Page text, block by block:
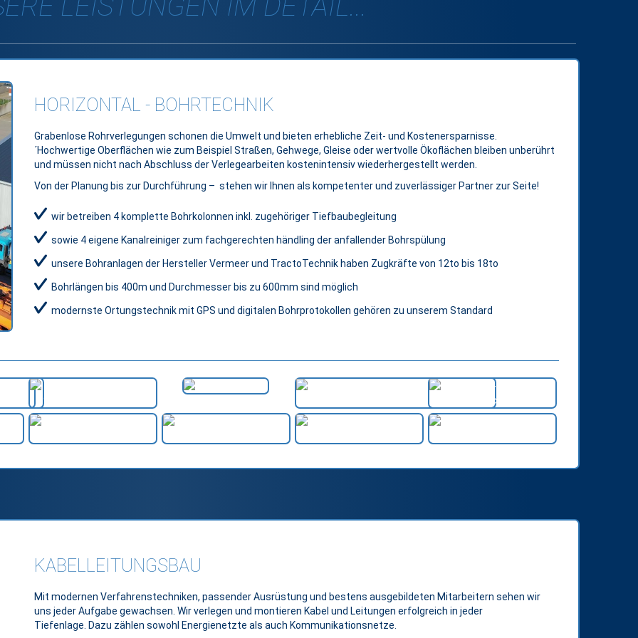
HORIZONTAL - BOHRTECHNIK
Grabenlose Rohrverlegungen schonen die Umwelt und bieten erhebliche Zeit- und Kostenersparnisse.
´Hochwertige Oberflächen wie zum Beispiel Straßen, Gehwege, Gleise oder wertvolle Ökoflächen bleiben unberührt
und müssen nicht nach Abschluss der Verlegearbeiten kostenintensiv wiederhergestellt werden.
Von der Planung bis zur Durchführung – stehen wir Ihnen als kompetenter und zuverlässiger Partner zur Seite!
wir betreiben 4 komplette Bohrkolonnen inkl. zugehöriger Tiefbaubegleitung
sowie 4 eigene Kanalreiniger zum fachgerechten händling der anfallender Bohrspülung
unsere Bohranlagen der Hersteller Vermeer und TractoTechnik haben Zugkräfte von 12to bis 18to
Bohrlängen bis 400m und Durchmesser bis zu 600mm sind möglich
modernste Ortungstechnik mit GPS und digitalen Bohrprotokollen gehören zu unserem Standard
KABELLEITUNGSBAU
Mit modernen Verfahrenstechniken, passender Ausrüstung und bestens ausgebildeten Mitarbeitern sehen wir
uns jeder Aufgabe gewachsen. Wir verlegen und montieren Kabel und Leitungen erfolgreich in jeder
Tiefenlage. Dazu zählen sowohl Energienetzte als auch Kommunikationsnetze.